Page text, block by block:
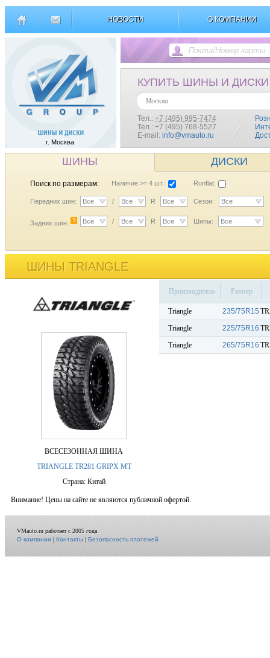
НОВОСТИ О КОМПАНИИ
г. Москва
КУПИТЬ ШИНЫ И ДИСКИ
Москва
Тел.: +7 (495) 995-7474
Тел.: +7 (495) 768-5527
E-mail: info@vmauto.ru
ШИНЫ ДИСКИ
Поиск по размерам: Наличие >= 4 шт.: Runflat:
Передних шин: Все / Все R Все Сезон: Все
Задних шин: ? Все / Все R Все Шипы: Все
ШИНЫ TRIANGLE
ВСЕСЕЗОННАЯ ШИНА
TRIANGLE TR281 GRIPX MT
Страна: Китай
Производитель Размер
Triangle 235/75R15
Triangle
225/75R16
Triangle
265/75R16
Внимание! Цены на сайте не являются публичной офертой.
VMauto.ru работает с 2005 года.
О компании|Контакты|Безопасность платежей